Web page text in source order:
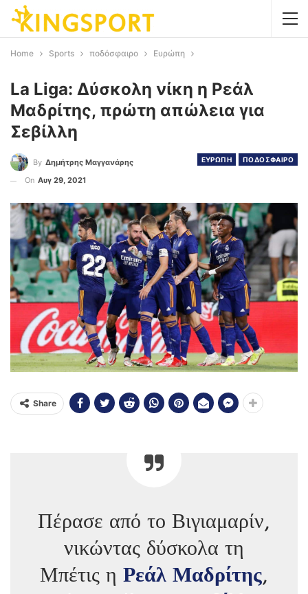
Home Sports ποδόσφαιρο Ευρώπη
La Liga: Δύσκολη νίκη η Ρεάλ
Μαδρίτης, πρώτη απώλεια για
Σεβίλλη
ΕΥΡΩΠΗ ΠΟΔΟΣΦΑΙΡΟ
By Δημήτρης Μαγγανάρης
On Αυγ 29, 2021
Share
Πέρασε από το Βιγιαμαρίν,
νικώντας δύσκολα τη
Μπέτις η Ρεάλ Μαδρίτης,